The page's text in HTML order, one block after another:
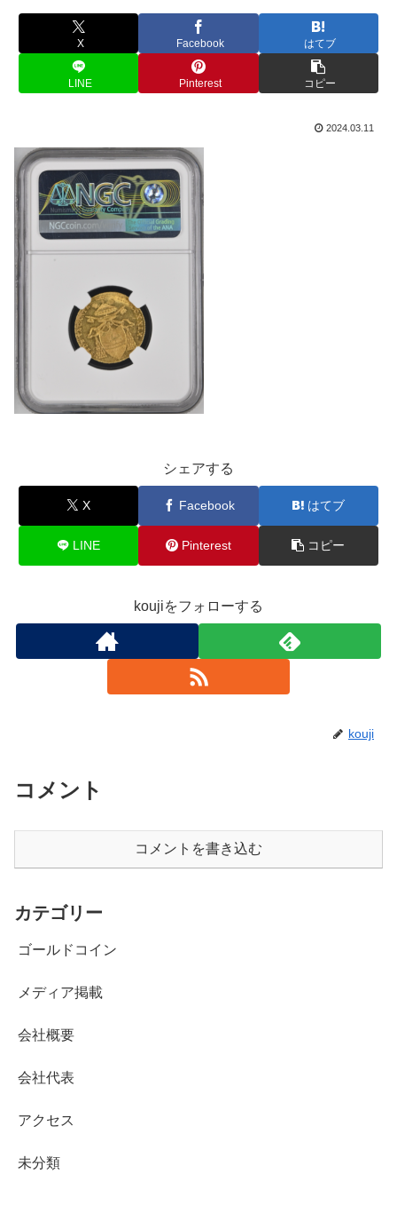
X Facebook はてブ
LINE Pinterest コピー
2024.03.11
シェアする
X Facebook はてブ
LINE Pinterest コピー
koujiをフォローする
kouji
コメント
コメントを書き込む
カテゴリー
ゴールドコイン
メディア掲載
会社概要
会社代表
アクセス
未分類